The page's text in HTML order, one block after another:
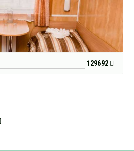
129692